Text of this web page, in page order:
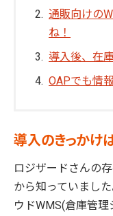
通販向けの
ね！
導入後、在
OAPでも情
導入のきっかけ
ロジザードさんの
から知っていまし
ウドWMS(倉庫管